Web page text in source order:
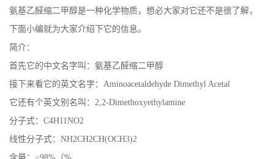
氨基乙醛缩二甲醇是一种化学物质，想必大家对它还不是很了解，
下面小编就为大家介绍下它的信息。
简介：
首先它的中文名字叫：氨基乙醛缩二甲醇
接下来看它的英文名字：Aminoacetaldehyde Dimethyl Acetal
它还有个英文别名叫：2,2-Dimethoxyethylamine
分子式：C4H11NO2
线性分子式：NH2CH2CH(OCH3)2